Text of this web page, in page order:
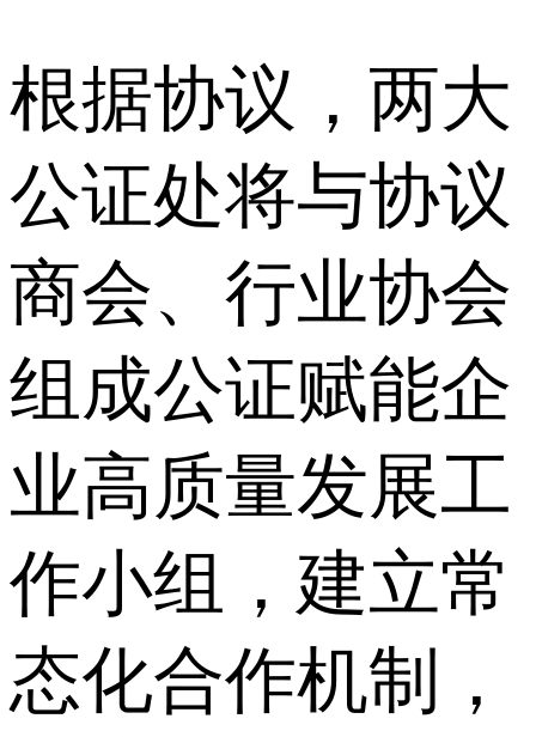
根据协议，两大
公证处将与协议
商会、行业协会
组成公证赋能企
业高质量发展工
作小组，建立常
态化合作机制，